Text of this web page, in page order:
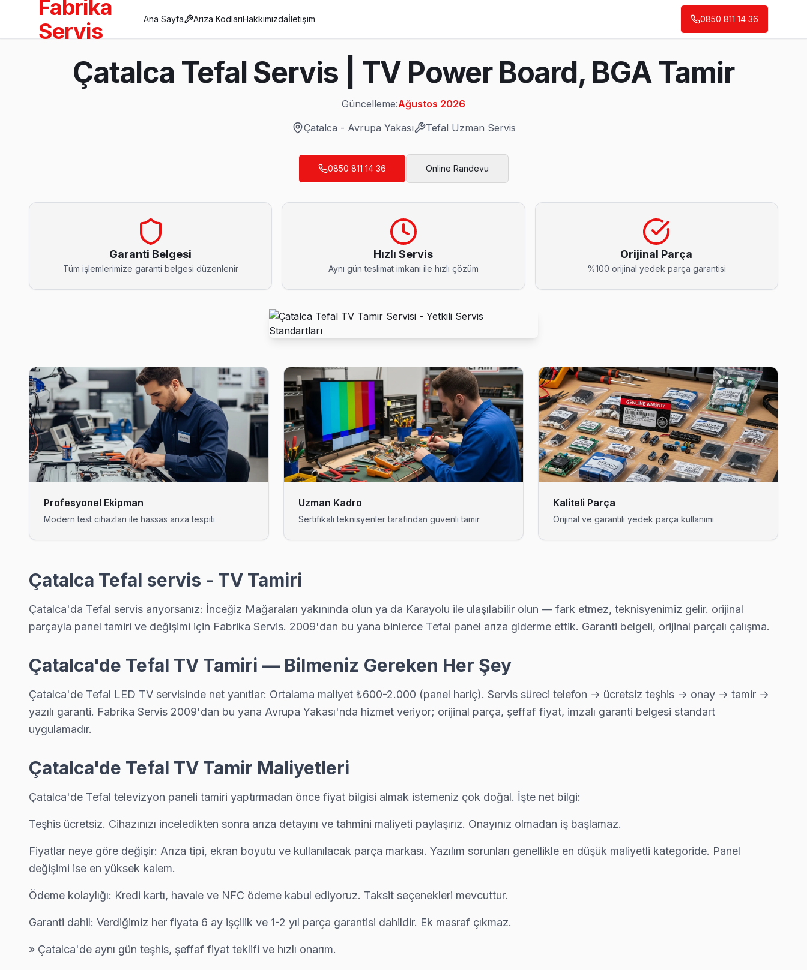
Akalan semtindeki Tefal TV sorunları için kapıya kadar servis. Panel tamiri, anakart onarımı ve yazılım güncellemelerinde Çatalca'nın en deneyimli ekibi.
Aydınlar Tefal Servis
Tefal TV'nizin Aydınlar adresine gelen ekibimiz osiloskop ve BGA ekipmanıyla geliyor; anakart düzeyinde arızayı yerinde teşhis ediyor.
Başak Tefal Açılmıyor Arıza →
Belgrat Tefal Servis
Belgrat bölgesindeki Tefal kullanıcıları için haftanın 7 günü servis; Çatalca ekibimiz pazar ve resmi tatilde de normal ücret tarifesiyle çalışıyor.
Tefal Servis Merkezi →
Binkılıç Tefal Servis
Tefal TV'niz Binkılıç'de arıza yaptıysa taşımanıza gerek yok — teknik ekibimiz Binkılıç adresine aynı gün geliyor, teşhis ücretsiz.
Binkılıç Tefal Açılmıyor Arıza →
Boyalık Tefal Servis
Tefal TV'niz Boyalık'de arıza yaptıysa taşımanıza gerek yok — teknik ekibimiz Boyalık adresine aynı gün geliyor, teşhis ücretsiz.
Celepköy Tefal Servis
Celepköy mahallesi Tefal TV servis hattımız günlük olarak bu bölgeye uğruyor. 15 yıllık deneyimle Tefal anakart, panel ve güç kartı tamiri yapıyoruz.
Çatalca Tefal Servis →
Çakıl mahallesi Tefal TV servisi için ön değerlendirme telefonla ücretsiz. Randevu aldıktan sonra teknik ekibimiz Çakıl adresine ortalama 90 dakikada ulaşıyor.
Çanakça Tefal Servis
Çanakça semtindeki Tefal TV sorunları için kapıya kadar servis. Panel tamiri, anakart onarımı ve yazılım güncellemelerinde Çatalca'nın en deneyimli ekibi.
Çiftlikköy Tefal Servis
Çatalca'da Çiftlikköy mahallesi için Tefal TV fiyat teklifi almak istiyorsanız arıza fotoğrafını WhatsApp'tan gönderin — 15 dakika içinde yazılı teklif iletiyoruz.
Çatalca genelinde Dağyenice bölgesinde Tefal TV kullanıcılarına tam donanımlı servis. Ekibimiz orijinal yedek parça ile geliyor, çoğu arıza yerinde çözülüyor.
Dağyenice Tefal Açılmıyor Arıza →
Elbasan Tefal Servis
Fabrika
Servis
Ana Sayfa Arıza KodlarıHakkımızdaİletişim 0850 811 14 36
Çatalca Tefal Servis | TV Power Board, BGA Tamir
Güncelleme:Ağustos 2026
Çatalca - Avrupa Yakası Tefal Uzman Servis
0850 811 14 36 Online Randevu
Garanti Belgesi
Tüm işlemlerimize garanti belgesi düzenlenir
Hızlı Servis
Aynı gün teslimat imkanı ile hızlı çözüm
Orijinal Parça
%100 orijinal yedek parça garantisi
Profesyonel Ekipman
Modern test cihazları ile hassas arıza tespiti
Uzman Kadro
Sertifikalı teknisyenler tarafından güvenli tamir
Kaliteli Parça
Orijinal ve garantili yedek parça kullanımı
Çatalca Tefal servis - TV Tamiri
Çatalca'da Tefal servis arıyorsanız: İnceğiz Mağaraları yakınında olun ya da Karayolu ile ulaşılabilir olun — fark etmez, teknisyenimiz gelir. orijinal
parçayla panel tamiri ve değişimi için Fabrika Servis. 2009'dan bu yana binlerce Tefal panel arıza giderme ettik. Garanti belgeli, orijinal parçalı çalışma.
Çatalca'de Tefal TV Tamiri — Bilmeniz Gereken Her Şey
Çatalca'de Tefal LED TV servisinde net yanıtlar: Ortalama maliyet ₺600-2.000 (panel hariç). Servis süreci telefon → ücretsiz teşhis → onay → tamir →
yazılı garanti. Fabrika Servis 2009'dan bu yana Avrupa Yakası'nda hizmet veriyor; orijinal parça, şeffaf fiyat, imzalı garanti belgesi standart
uygulamadır.
Çatalca'de Tefal TV Tamir Maliyetleri
Çatalca'de Tefal televizyon paneli tamiri yaptırmadan önce fiyat bilgisi almak istemeniz çok doğal. İşte net bilgi:
Teşhis ücretsiz. Cihazınızı inceledikten sonra arıza detayını ve tahmini maliyeti paylaşırız. Onayınız olmadan iş başlamaz.
Fiyatlar neye göre değişir: Arıza tipi, ekran boyutu ve kullanılacak parça markası. Yazılım sorunları genellikle en düşük maliyetli kategoride. Panel
değişimi ise en yüksek kalem.
Ödeme kolaylığı: Kredi kartı, havale ve NFC ödeme kabul ediyoruz. Taksit seçenekleri mevcuttur.
Garanti dahil: Verdiğimiz her fiyata 6 ay işçilik ve 1-2 yıl parça garantisi dahildir. Ek masraf çıkmaz.
» Çatalca'de aynı gün teşhis, şeffaf fiyat teklifi ve hızlı onarım.